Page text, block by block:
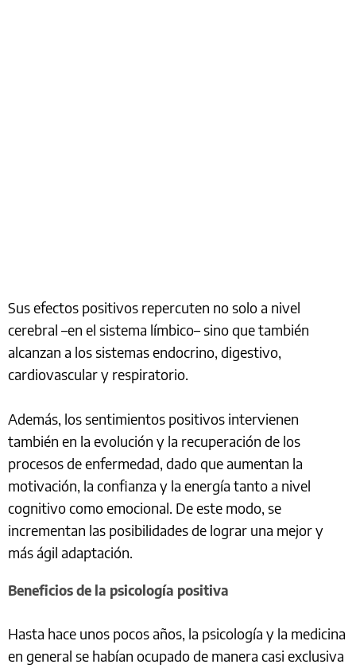
Sus efectos positivos repercuten no solo a nivel
cerebral –en el sistema límbico– sino que también
alcanzan a los sistemas endocrino, digestivo,
cardiovascular y respiratorio.
Además, los sentimientos positivos intervienen
también en la evolución y la recuperación de los
procesos de enfermedad, dado que aumentan la
motivación, la confianza y la energía tanto a nivel
cognitivo como emocional. De este modo, se
incrementan las posibilidades de lograr una mejor y
más ágil adaptación.
Beneficios de la psicología positiva
Hasta hace unos pocos años, la psicología y la medicina
en general se habían ocupado de manera casi exclusiva